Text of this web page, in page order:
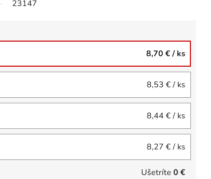
23147
8,70 €/ ks
8,53 €/ ks
8,44 €/ ks
8,27 €/ ks
Ušetríte 0 €